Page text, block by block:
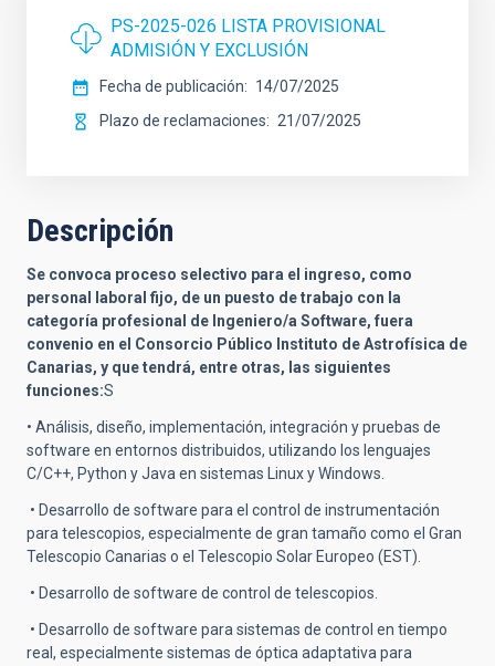
PS-2025-026 LISTA PROVISIONAL
ADMISIÓN Y EXCLUSIÓN
Fecha de publicación
14/07/2025
Plazo de reclamaciones
21/07/2025
Descripción
Se convoca proceso selectivo para el ingreso, como
personal laboral fijo, de un puesto de trabajo con la
categoría profesional de Ingeniero/a Software, fuera
convenio en el Consorcio Público Instituto de Astrofísica de
Canarias, y que tendrá, entre otras, las siguientes
funciones:S
• Análisis, diseño, implementación, integración y pruebas de
software en entornos distribuidos, utilizando los lenguajes
C/C++, Python y Java en sistemas Linux y Windows.
• Desarrollo de software para el control de instrumentación
para telescopios, especialmente de gran tamaño como el Gran
Telescopio Canarias o el Telescopio Solar Europeo (EST).
• Desarrollo de software de control de telescopios.
• Desarrollo de software para sistemas de control en tiempo
real, especialmente sistemas de óptica adaptativa para